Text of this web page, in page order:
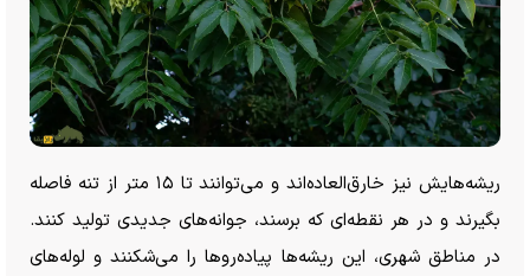
ریشه‌هایش نیز خارق‌العاده‌اند و می‌توانند تا ۱۵ متر از تنه فاصله
بگیرند و در هر نقطه‌ای که برسند، جوانه‌های جدیدی تولید کنند.
در مناطق شهری، این ریشه‌ها پیاده‌رو‌ها را می‌شکنند و لوله‌های